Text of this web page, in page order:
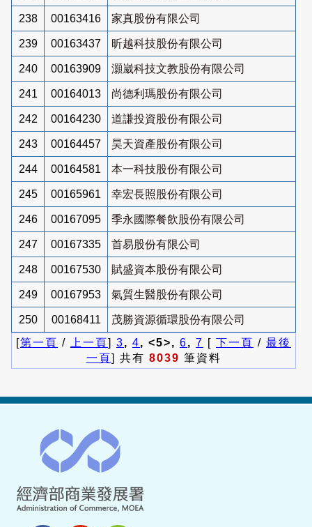
238 00163416 家真股份有限公司
239 00163437 昕越科技股份有限公司
240 00163909 灝崴科技文教股份有限公司
241 00164013 尚德利瑪股份有限公司
242 00164230 道謙投資股份有限公司
243 00164457 昊天資產股份有限公司
244 00164581 本一科技股份有限公司
245 00165961 幸宏長照股份有限公司
246 00167095 季永國際餐飲股份有限公司
247 00167335 首易股份有限公司
248 00167530 賦盛資本股份有限公司
249 00167953 氣質生醫股份有限公司
250 00168411
茂勝資源循環股份有限公司
[第一頁 / 上一頁] 3, 4, <5>, 6, 7 [ 下一頁 / 最後
一頁] 共有 8039 筆資料